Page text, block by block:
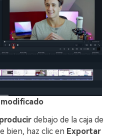
debajo de la caja de
bien, haz clic en Exportar